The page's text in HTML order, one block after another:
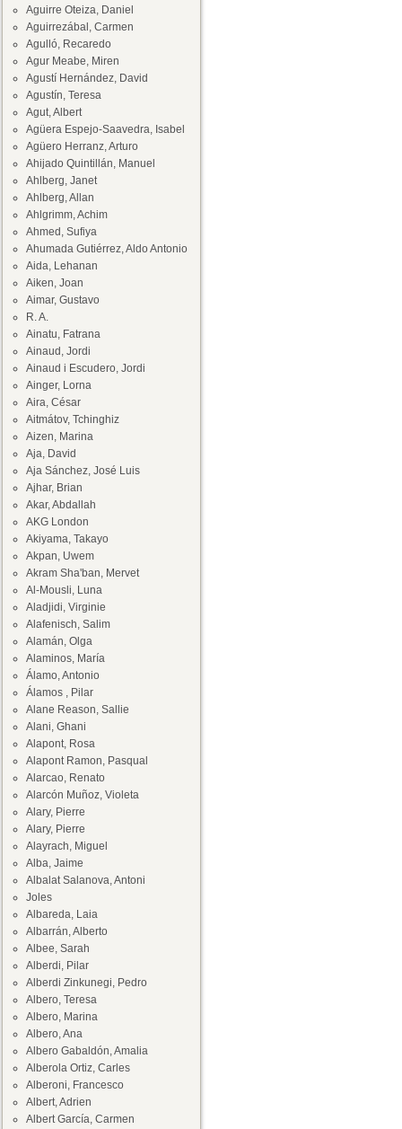
Aguirre Oteiza, Daniel
Aguirrezábal, Carmen
Agulló, Recaredo
Agur Meabe, Miren
Agustí Hernández, David
Agustín, Teresa
Agut, Albert
Agüera Espejo-Saavedra, Isabel
Agüero Herranz, Arturo
Ahijado Quintillán, Manuel
Ahlberg, Janet
Ahlberg, Allan
Ahlgrimm, Achim
Ahmed, Sufiya
Ahumada Gutiérrez, Aldo Antonio
Aida, Lehanan
Aiken, Joan
Aimar, Gustavo
R. A.
Ainatu, Fatrana
Ainaud, Jordi
Ainaud i Escudero, Jordi
Ainger, Lorna
Aira, César
Aitmátov, Tchinghiz
Aizen, Marina
Aja, David
Aja Sánchez, José Luis
Ajhar, Brian
Akar, Abdallah
AKG London
Akiyama, Takayo
Akpan, Uwem
Akram Sha'ban, Mervet
Al-Mousli, Luna
Aladjidi, Virginie
Alafenisch, Salim
Alamán, Olga
Alaminos, María
Álamo, Antonio
Álamos , Pilar
Alane Reason, Sallie
Alani, Ghani
Alapont, Rosa
Alapont Ramon, Pasqual
Alarcao, Renato
Alarcón Muñoz, Violeta
Alary, Pierre
Alary, Pierre
Alayrach, Miguel
Alba, Jaime
Albalat Salanova, Antoni
Joles
Albareda, Laia
Albarrán, Alberto
Albee, Sarah
Alberdi, Pilar
Alberdi Zinkunegi, Pedro
Albero, Teresa
Albero, Marina
Albero, Ana
Albero Gabaldón, Amalia
Alberola Ortiz, Carles
Alberoni, Francesco
Albert, Adrien
Albert García, Carmen